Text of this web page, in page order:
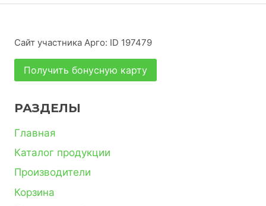
Сайт участника Арго: ID 197479
Получить бонусную карту
РАЗДЕЛЫ
Главная
Каталог продукции
Производители
Корзина